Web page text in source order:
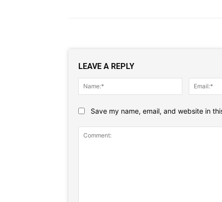
LEAVE A REPLY
Name:*
Save my name, email, and website in